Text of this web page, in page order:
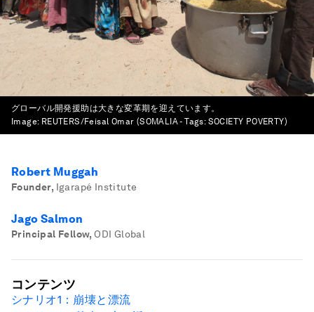
グローバル開発援助は大きな変革期を迎えています。
Image: REUTERS/Feisal Omar (SOMALIA - Tags: SOCIETY POVERTY)
Robert Muggah
Founder, Igarapé Institute
Jago Salmon
Principal Fellow, ODI Global
コンテンツ
シナリオ1 ：崩壊と漂流